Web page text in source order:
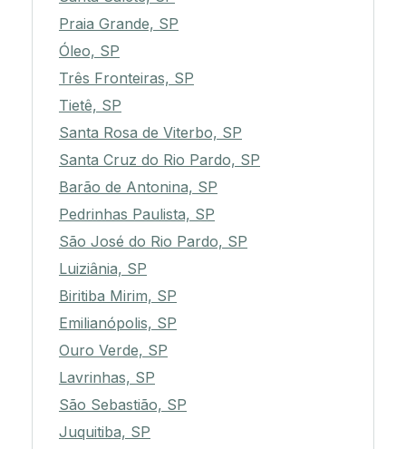
Praia Grande, SP
Óleo, SP
Três Fronteiras, SP
Tietê, SP
Santa Rosa de Viterbo, SP
Santa Cruz do Rio Pardo, SP
Barão de Antonina, SP
Pedrinhas Paulista, SP
São José do Rio Pardo, SP
Luiziânia, SP
Biritiba Mirim, SP
Emilianópolis, SP
Ouro Verde, SP
Lavrinhas, SP
São Sebastião, SP
Juquitiba, SP